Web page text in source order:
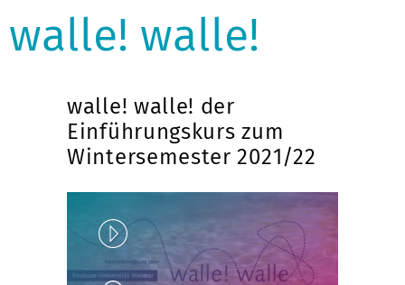
walle! walle!
walle! walle! der
Einführungskurs zum
Wintersemester 2021/22
Play